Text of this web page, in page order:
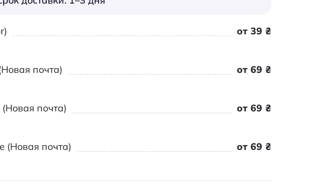
от 39 ₴
почта) от 69 ₴
почта) от 69 ₴
(Новая почта) от 69 ₴